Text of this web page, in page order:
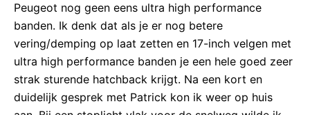
Peugeot nog geen eens ultra high performance
banden. Ik denk dat als je er nog betere
vering/demping op laat zetten en 17-inch velgen met
ultra high performance banden je een hele goed zeer
strak sturende hatchback krijgt. Na een kort en
duidelijk gesprek met Patrick kon ik weer op huis